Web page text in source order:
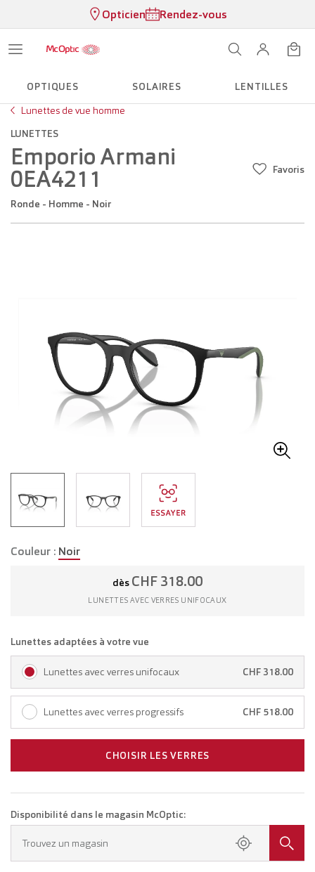
Opticien Rendez-vous
OPTIQUES SOLAIRES
LENTILLES
Lunettes de vue homme
LUNETTES
Emporio Armani
0EA4211
Ronde - Homme - Noir
Favoris
Couleur : Noir
dès CHF 318.00
LUNETTES AVEC VERRES UNIFOCAUX
Lunettes adaptées à votre vue
Lunettes avec verres unifocaux CHF 318.00
Lunettes avec verres progressifs CHF 518.00
CHOISIR LES VERRES
Disponibilité dans le magasin McOptic:
Trouvez un magasin